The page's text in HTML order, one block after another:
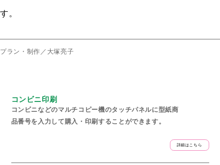
す。
プラン・制作／大塚亮子
コンビニ印刷
コンビニなどのマルチコピー機のタッチパネルに型紙商
品番号を入力して購入・印刷することができます。
詳細はこちら